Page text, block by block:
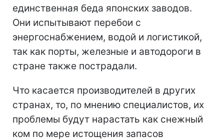
единственная беда японских заводов.
Они испытывают перебои с
энергоснабжением, водой и логистикой,
так как порты, железные и автодороги в
стране также пострадали.
Что касается производителей в других
странах, то, по мнению специалистов, их
проблемы будут нарастать как снежный
ком по мере истощения запасов